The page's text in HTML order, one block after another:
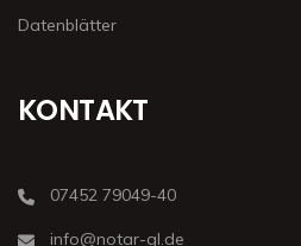
Datenblätter
KONTAKT
07452 79049-40
info@notar-gl.de